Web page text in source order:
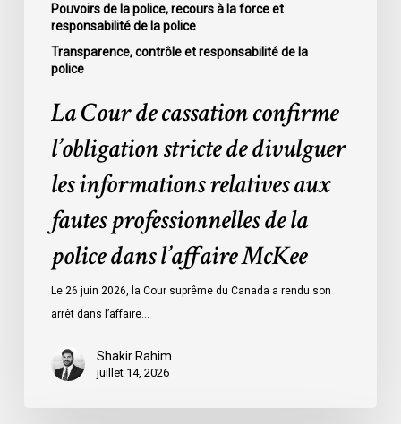
Pouvoirs de la police, recours à la force et
responsabilité de la police
Transparence, contrôle et responsabilité de la
police
fautes
professionnelles
police
dans
McKee
La Cour de cassation confirme
l’obligation stricte de divulguer
les informations relatives aux
fautes professionnelles de la
police dans l’affaire McKee
Le 26 juin 2026, la Cour suprême du Canada a rendu son
arrêt dans l’affaire…
Shakir Rahim
juillet 14, 2026